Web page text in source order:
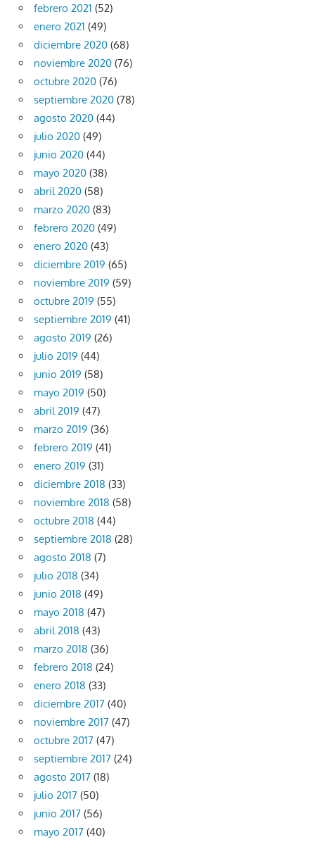
febrero 2021 (52)
enero 2021 (49)
diciembre 2020 (68)
noviembre 2020 (76)
octubre 2020 (76)
septiembre 2020 (78)
agosto 2020 (44)
julio 2020 (49)
junio 2020 (44)
mayo 2020 (38)
abril 2020 (58)
marzo 2020 (83)
febrero 2020 (49)
enero 2020 (43)
diciembre 2019 (65)
noviembre 2019 (59)
octubre 2019 (55)
septiembre 2019 (41)
agosto 2019 (26)
julio 2019 (44)
junio 2019 (58)
mayo 2019 (50)
abril 2019 (47)
marzo 2019 (36)
febrero 2019 (41)
enero 2019 (31)
diciembre 2018 (33)
noviembre 2018 (58)
octubre 2018 (44)
septiembre 2018 (28)
agosto 2018 (7)
julio 2018 (34)
junio 2018 (49)
mayo 2018 (47)
abril 2018 (43)
marzo 2018 (36)
febrero 2018 (24)
enero 2018 (33)
diciembre 2017 (40)
noviembre 2017 (47)
octubre 2017 (47)
septiembre 2017 (24)
agosto 2017 (18)
julio 2017 (50)
junio 2017 (56)
mayo 2017 (40)